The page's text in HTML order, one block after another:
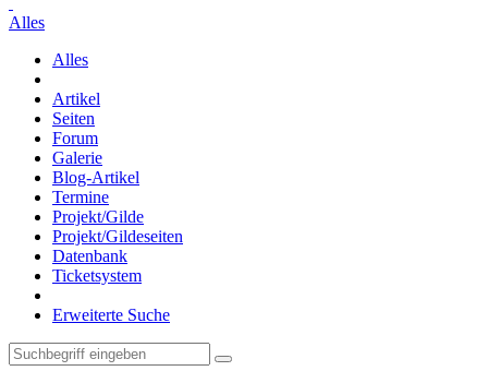
Alles
Alles
Artikel
Seiten
Forum
Galerie
Blog-Artikel
Termine
Projekt/Gilde
Projekt/Gildeseiten
Datenbank
Ticketsystem
Erweiterte Suche